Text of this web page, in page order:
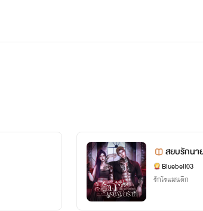
สยบรักนา
Bluebell03
รักโรแมนติก